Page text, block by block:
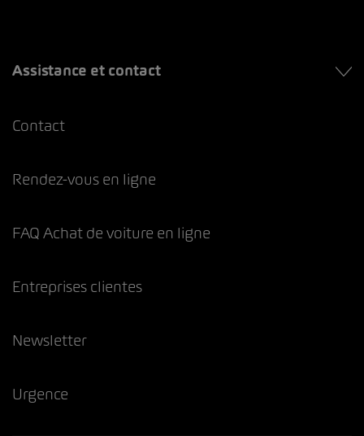
Assistance et contact
Contact
Rendez-vous en ligne
FAQ Achat de voiture en ligne
Entreprises clientes
Newsletter
Urgence